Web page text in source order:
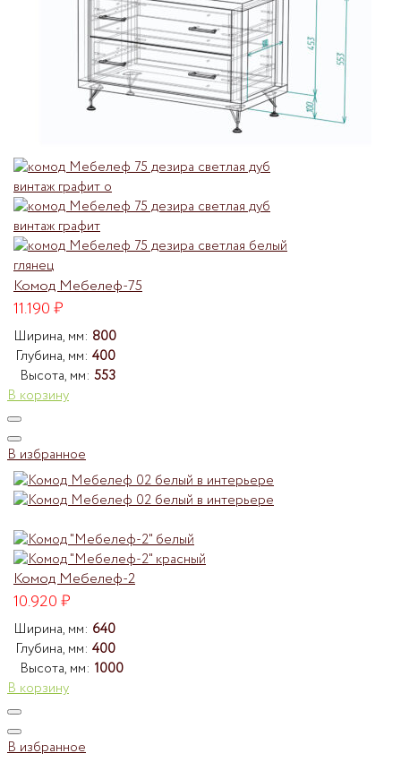
Комод Мебелеф-75
11.190₽
Ширина, мм: 800
Глубина, мм: 400
Высота, мм: 553
В корзину
В избранное
Комод Мебелеф-2
10.920₽
Ширина, мм: 640
Глубина, мм: 400
Высота, мм: 1000
В корзину
В избранное